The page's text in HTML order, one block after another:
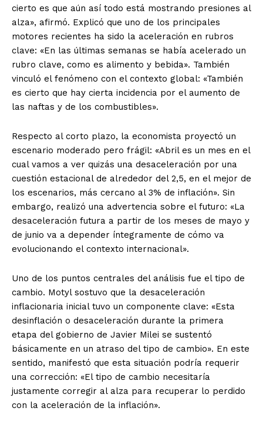
cierto es que aún así todo está mostrando presiones al
alza», afirmó. Explicó que uno de los principales
motores recientes ha sido la aceleración en rubros
clave: «En las últimas semanas se había acelerado un
rubro clave, como es alimento y bebida». También
vinculó el fenómeno con el contexto global: «También
es cierto que hay cierta incidencia por el aumento de
las naftas y de los combustibles».
Respecto al corto plazo, la economista proyectó un
escenario moderado pero frágil: «Abril es un mes en el
cual vamos a ver quizás una desaceleración por una
cuestión estacional de alrededor del 2,5, en el mejor de
los escenarios, más cercano al 3% de inflación». Sin
embargo, realizó una advertencia sobre el futuro: «La
desaceleración futura a partir de los meses de mayo y
de junio va a depender íntegramente de cómo va
evolucionando el contexto internacional».
Uno de los puntos centrales del análisis fue el tipo de
cambio. Motyl sostuvo que la desaceleración
inflacionaria inicial tuvo un componente clave: «Esta
desinflación o desaceleración durante la primera
etapa del gobierno de Javier Milei se sustentó
básicamente en un atraso del tipo de cambio». En este
sentido, manifestó que esta situación podría requerir
una corrección: «El tipo de cambio necesitaría
justamente corregir al alza para recuperar lo perdido
con la aceleración de la inflación».